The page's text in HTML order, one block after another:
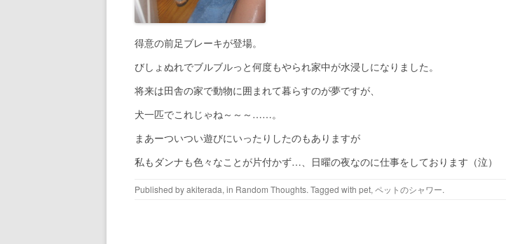
得意の前足ブレーキが登場。
びしょぬれでブルブルっと何度もやられ家中が水浸しになりました。
将来は田舎の家で動物に囲まれて暮らすのが夢ですが、
犬一匹でこれじゃね～～～……。
まあーついつい遊びにいったりしたのもありますが
私もダンナも色々なことが片付かず…、日曜の夜なのに仕事をしております（泣）
Published byakiterada, in Random Thoughts. Tagged with pet, ペットのシャワー.